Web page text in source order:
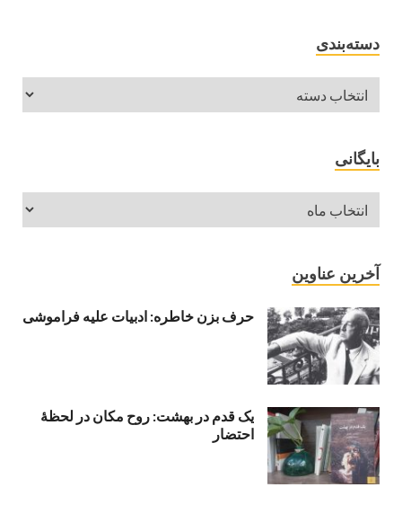
دسته‌بندی
بایگانی
آخرین عناوین
حرف بزن خاطره: ادبیات علیه فراموشی
یک قدم در بهشت: روح مکان در لحظهٔ
احتضار